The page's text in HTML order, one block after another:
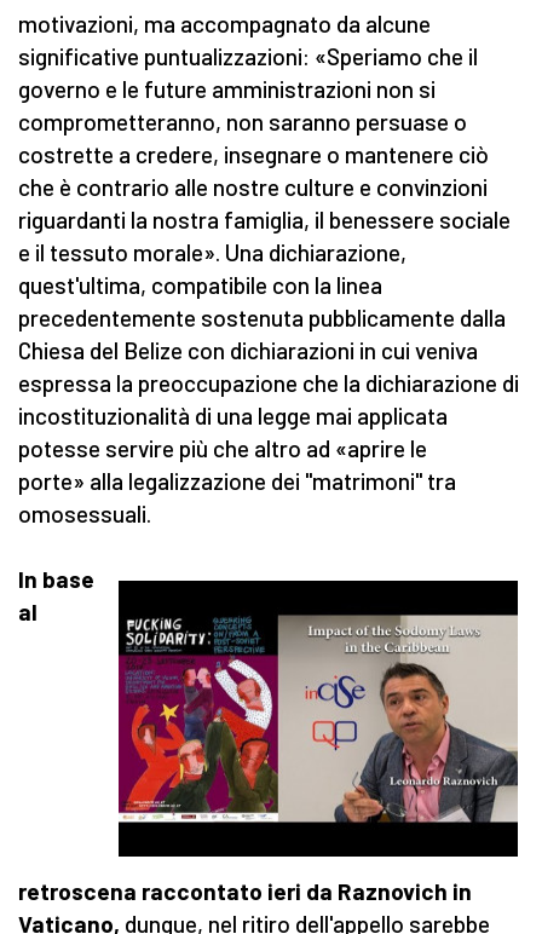
motivazioni, ma accompagnato da alcune
significative puntualizzazioni: «Speriamo che il
governo e le future amministrazioni non si
comprometteranno, non saranno persuase o
costrette a credere, insegnare o mantenere ciò
che è contrario alle nostre culture e convinzioni
riguardanti la nostra famiglia, il benessere sociale
e il tessuto morale». Una dichiarazione,
quest'ultima, compatibile con la linea
precedentemente sostenuta pubblicamente dalla
Chiesa del Belize con dichiarazioni in cui veniva
espressa la preoccupazione che la dichiarazione di
incostituzionalità di una legge mai applicata
potesse servire più che altro ad «aprire le
porte» alla legalizzazione dei "matrimoni" tra
omosessuali.
In base
al
retroscena raccontato ieri da Raznovich in
Vaticano, dunque, nel ritiro dell'appello sarebbe